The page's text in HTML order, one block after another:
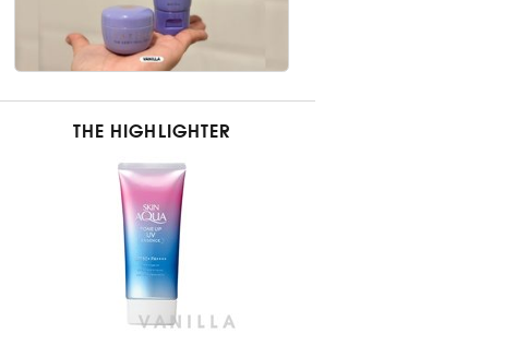
THE HIGHLIGHTER